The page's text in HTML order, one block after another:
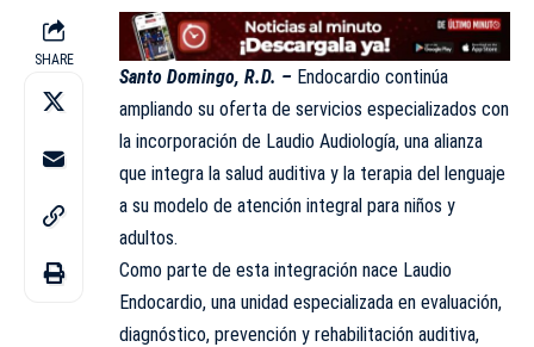
SHARE
Santo Domingo, R.D. – Endocardio continúa
ampliando su oferta de servicios especializados con
la incorporación de Laudio Audiología, una alianza
que integra la salud auditiva y la terapia del lenguaje
a su modelo de atención integral para niños y
adultos.
Como parte de esta integración nace Laudio
Endocardio, una unidad especializada en evaluación,
diagnóstico, prevención y rehabilitación auditiva,